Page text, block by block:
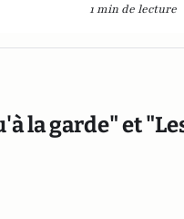
1 min de lecture
la garde" et